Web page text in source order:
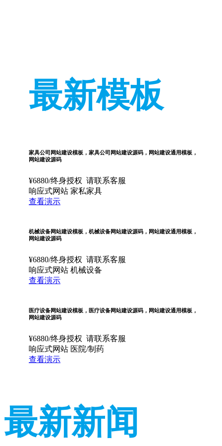
最新模板
家具公司网站建设模板，家具公司网站建设源码，网站建设通用模板，
网站建设源码
¥6880/终身授权 请联系客服
响应式网站 家私家具
查看演示
机械设备网站建设模板，机械设备网站建设源码，网站建设通用模板，
网站建设源码
¥6880/终身授权 请联系客服
响应式网站 机械设备
查看演示
医疗设备网站建设模板，医疗设备网站建设源码，网站建设通用模板，
网站建设源码
¥6880/终身授权 请联系客服
响应式网站 医院/制药
查看演示
最新新闻